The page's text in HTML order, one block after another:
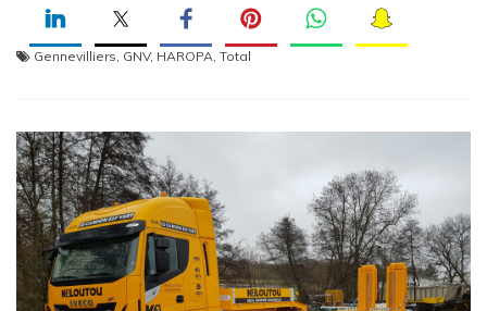
Gennevilliers GNV, HAROPA Total